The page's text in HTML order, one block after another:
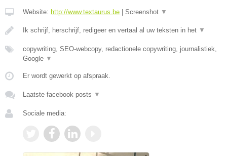
Website: http://www.textaurus.be | Screenshot ▼
Ik schrijf, herschrijf, redigeer en vertaal al uw teksten in het ▼
copywriting, SEO-webcopy, redactionele copywriting, journalistiek,
Google ▼
Er wordt gewerkt op afspraak.
Laatste facebook posts ▼
Sociale media: